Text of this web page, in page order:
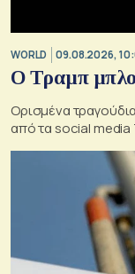
WORLD 09.08.2026,
Ο Τραμπ
Ορισμένα
από τα social media